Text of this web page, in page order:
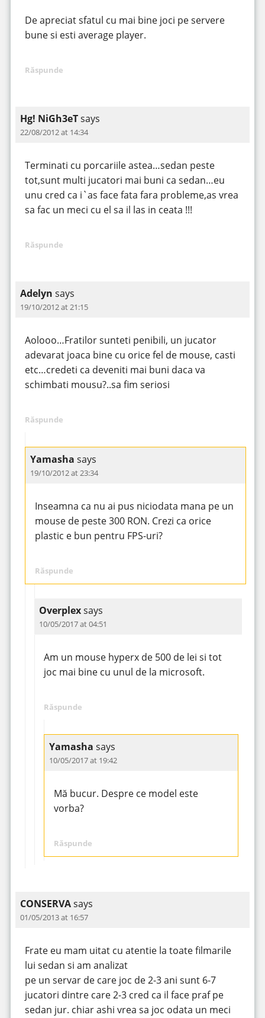
De apreciat sfatul cu mai bine joci pe servere
bune si esti average player.
Răspunde
Hg! NiGh3eTsays
22/08/2012 at 14:34
Terminati cu porcariile astea…sedan peste
tot,sunt multi jucatori mai buni ca sedan…eu
unu cred ca i`as face fata fara probleme,as vrea
sa fac un meci cu el sa il las in ceata !!!
Răspunde
Adelyn says
19/10/2012 at 21:15
Aolooo…Fratilor sunteti penibili, un jucator
adevarat joaca bine cu orice fel de mouse, casti
etc…credeti ca deveniti mai buni daca va
schimbati mousu?..sa fim seriosi
Răspunde
Yamasha says
19/10/2012 at 23:34
Inseamna ca nu ai pus niciodata mana pe un
mouse de peste 300 RON. Crezi ca orice
plastic e bun pentru FPS-uri?
Răspunde
Overplexsays
10/05/2017 at 04:51
Am un mouse hyperx de 500 de lei si tot
joc mai bine cu unul de la microsoft.
Răspunde
Yamasha says
10/05/2017 at 19:42
Mă bucur. Despre ce model este
vorba?
Răspunde
CONSERVAsays
01/05/2013 at 16:57
Frate eu mam uitat cu atentie la toate filmarile
lui sedan si am analizat
pe un servar de care joc de 2-3 ani sunt 6-7
jucatori dintre care 2-3 cred ca il face praf pe
sedan jur. chiar ashi vrea sa joc odata un meci